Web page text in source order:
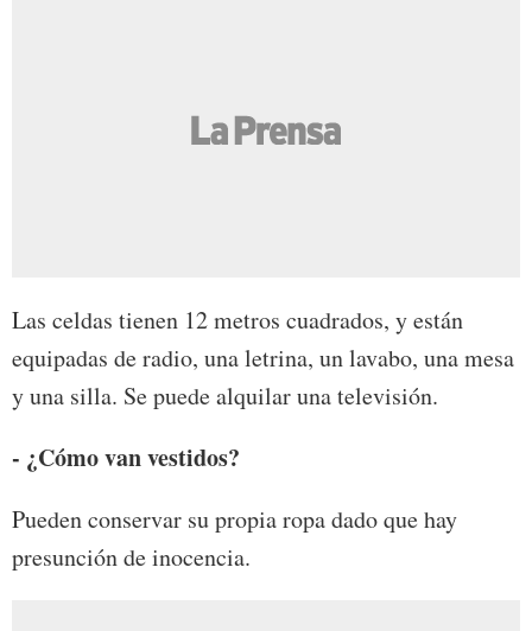
Las celdas tienen 12 metros cuadrados, y están
equipadas de radio, una letrina, un lavabo, una mesa
y una silla. Se puede alquilar una televisión.
- ¿Cómo van vestidos?
Pueden conservar su propia ropa dado que hay
presunción de inocencia.